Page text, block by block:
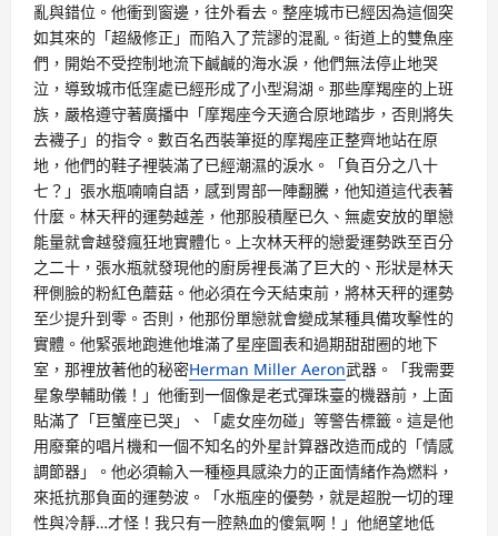
亂與錯位。他衝到窗邊，往外看去。整座城市已經因為這個突
如其來的「超級修正」而陷入了荒謬的混亂。街道上的雙魚座
們，開始不受控制地流下鹹鹹的海水淚，他們無法停止地哭
泣，導致城市低窪處已經形成了小型潟湖。那些摩羯座的上班
族，嚴格遵守著廣播中「摩羯座今天適合原地踏步，否則將失
去襪子」的指令。數百名西裝筆挺的摩羯座正整齊地站在原
地，他們的鞋子裡裝滿了已經潮濕的淚水。「負百分之八十
七？」張水瓶喃喃自語，感到胃部一陣翻騰，他知道這代表著
什麼。林天秤的運勢越差，他那股積壓已久、無處安放的單戀
能量就會越發瘋狂地實體化。上次林天秤的戀愛運勢跌至百分
之二十，張水瓶就發現他的廚房裡長滿了巨大的、形狀是林天
秤側臉的粉紅色蘑菇。他必須在今天結束前，將林天秤的運勢
至少提升到零。否則，他那份單戀就會變成某種具備攻擊性的
實體。他緊張地跑進他堆滿了星座圖表和過期甜甜圈的地下
室，那裡放著他的秘密Herman Miller Aeron武器。「我需要
星象學輔助儀！」他衝到一個像是老式彈珠臺的機器前，上面
貼滿了「巨蟹座已哭」、「處女座勿碰」等警告標籤。這是他
用廢棄的唱片機和一個不知名的外星計算器改造而成的「情感
調節器」。他必須輸入一種極具感染力的正面情緒作為燃料，
來抵抗那負面的運勢波。「水瓶座的優勢，就是超脫一切的理
性與冷靜…才怪！我只有一腔熱血的傻氣啊！」他絕望地低